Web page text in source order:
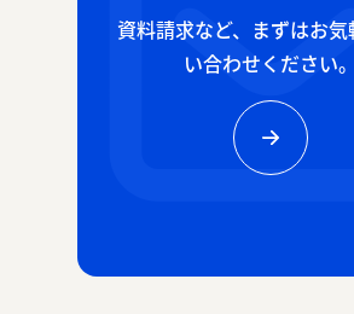
資料請求など、 まずはお
い合わせください。